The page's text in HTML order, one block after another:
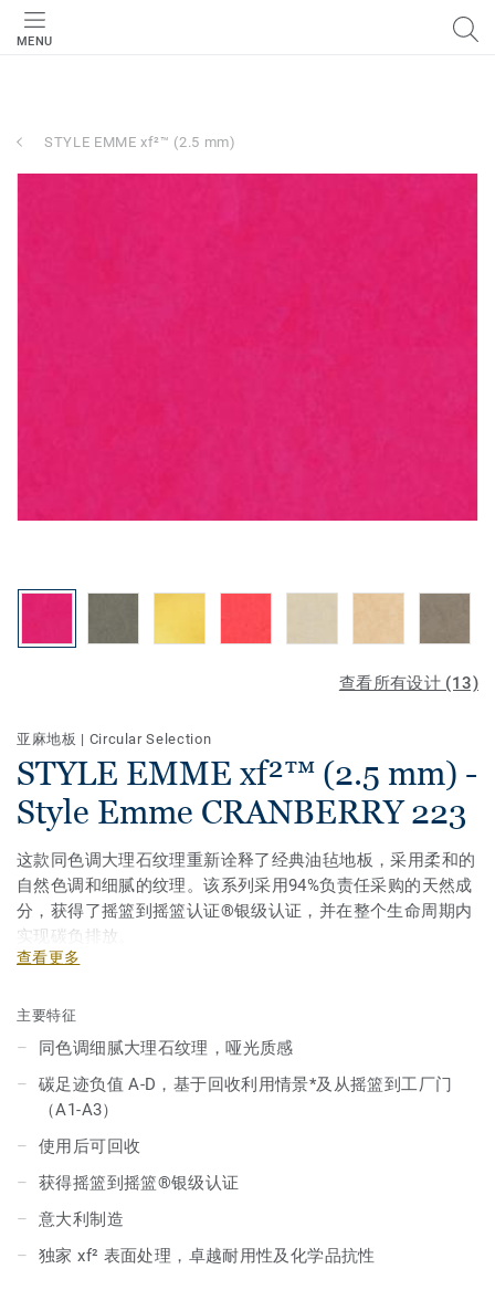
MENU
STYLE EMME xf²™ (2.5 mm)
查看所有设计 (13)
亚麻地板 | Circular Selection
STYLE EMME xf²™ (2.5 mm) -
Style Emme CRANBERRY 223
这款同色调大理石纹理重新诠释了经典油毡地板，采用柔和的
自然色调和细腻的纹理。该系列采用94%负责任采购的天然成
分，获得了摇篮到摇篮认证®银级认证，并在整个生命周期内
实现碳负排放。
查看更多
主要特征
同色调细腻大理石纹理，哑光质感
碳足迹负值 A-D，基于回收利用情景*及从摇篮到工厂门
（A1-A3）
使用后可回收
获得摇篮到摇篮®银级认证
意大利制造
独家 xf² 表面处理，卓越耐用性及化学品抗性